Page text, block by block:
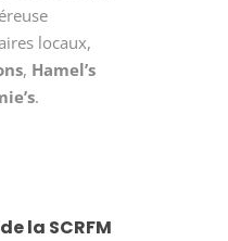
locaux,
, Hamel’s
.
la SCRFM